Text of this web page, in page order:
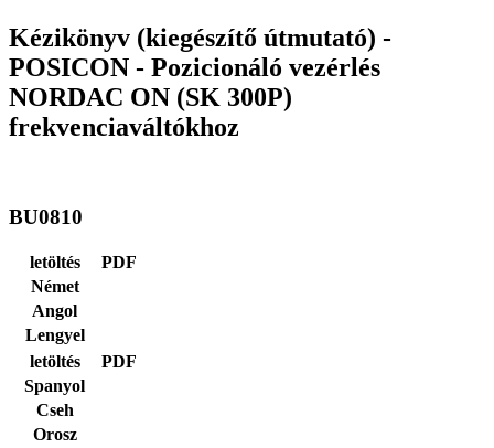
Kézikönyv (kiegészítő útmutató) -
POSICON - Pozicionáló vezérlés
NORDAC ON (SK 300P)
frekvenciaváltókhoz
BU0810
letöltés
PDF
Német
Angol
Lengyel
letöltés
PDF
Spanyol
Cseh
Orosz